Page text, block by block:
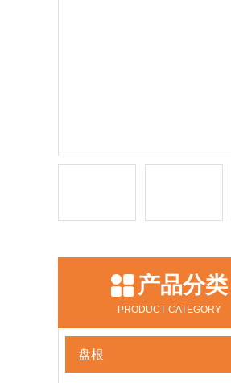
产品分类
PRODUCT CATEGORY
盘根